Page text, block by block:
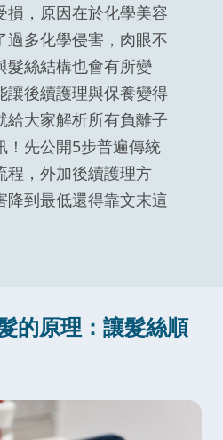
損，原因在於化學美容
過多化學侵害，肉眼不
髮絲結構也會有所變
讓後續護理與保養變得
給大家解析所有負離子
！先公開5步普遍傳統
程，外加後續護理方
降到最低還得靠文末這
的原理：讓髮絲順